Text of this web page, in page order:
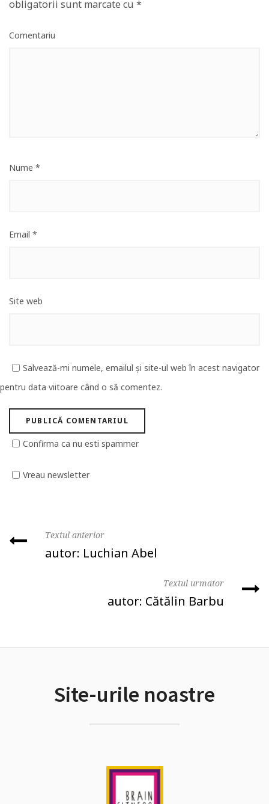
obligatorii sunt marcate cu *
Comentariu
Nume *
Email *
Site web
Salvează-mi numele, emailul și site-ul web în acest navigator
pentru data viitoare când o să comentez.
Confirma ca nu esti spammer
Vreau newsletter
Textul anterior
autor: Luchian Abel
Textul urmator
autor: Cătălin Barbu
Site-urile noastre